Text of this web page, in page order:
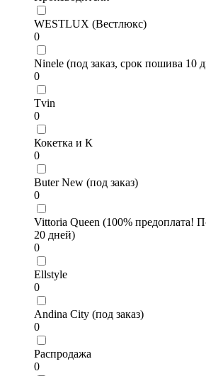
WESTLUX (Вестлюкс)
0
Ninele (под заказ, срок пошива 10
0
Tvin
0
Кокетка и К
0
Buter New (под заказ)
0
Vittoria Queen (100% предоплата!
20 дней)
0
Ellstyle
0
Andina City (под заказ)
0
Распродажа
0